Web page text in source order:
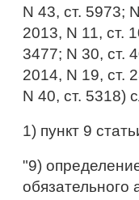
N 43, ст. 5973;
2013, N 11, ст.
3477; N 30, ст.
2014, N 19, ст.
N 40, ст. 5318)
1) пункт 9
"9)
обязательного